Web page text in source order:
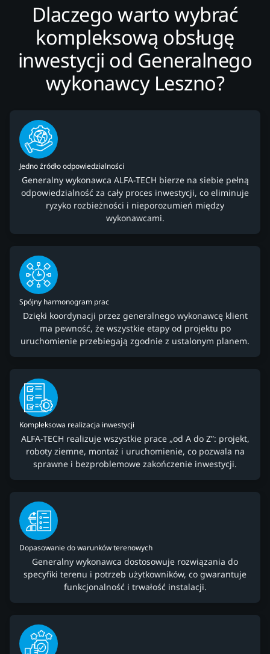
Dlaczego warto wybrać
kompleksową obsługę
inwestycji od Generalnego
wykonawcy Leszno?
Jedno źródło odpowiedzialności
Generalny wykonawca ALFA-TECH bierze na siebie pełną
odpowiedzialność za cały proces inwestycji, co eliminuje
ryzyko rozbieżności i nieporozumień między
wykonawcami.
Spójny harmonogram prac
Dzięki koordynacji przez generalnego wykonawcę klient
ma pewność, że wszystkie etapy od projektu po
uruchomienie przebiegają zgodnie z ustalonym planem.
Kompleksowa realizacja inwestycji
ALFA-TECH realizuje wszystkie prace „od A do Z”: projekt,
roboty ziemne, montaż i uruchomienie, co pozwala na
sprawne i bezproblemowe zakończenie inwestycji.
Dopasowanie do warunków terenowych
Generalny wykonawca dostosowuje rozwiązania do
specyfiki terenu i potrzeb użytkowników, co gwarantuje
funkcjonalność i trwałość instalacji.